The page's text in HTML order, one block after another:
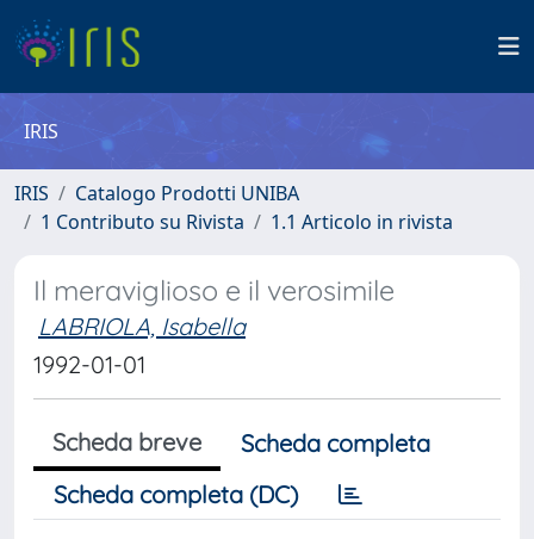
IRIS
IRIS
Catalogo Prodotti UNIBA
1 Contributo su Rivista
1.1 Articolo in rivista
Il meraviglioso e il verosimile
LABRIOLA, Isabella
1992-01-01
Scheda breve
Scheda completa
Scheda completa (DC)